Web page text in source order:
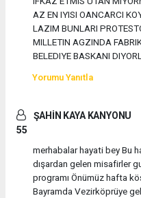
AZ EN IYISI OANCARCI
LAZIM BUNLARI
MILLETIN AGZINDA
BELEDIYE BASKANI
Yorumu Yanıtla
ŞAHİN KAYA KANYONU
55
merhabalar hayati bey Bu
dışardan gelen misafirler
programı Önümüz hafta
Bayramda Vezirköprüye